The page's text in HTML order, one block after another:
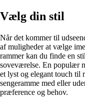
Vælg din stil
Når det kommer til
af muligheder at vælge
rammer kan du finde en
soveværelse. En populær
et lyst og elegant touch til
sengeramme med eller
præference og behov.